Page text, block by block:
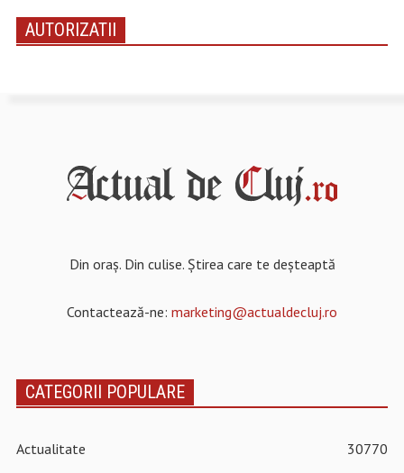
AUTORIZATII
Din oraș. Din culise. Știrea care te deșteaptă
Contactează-ne: marketing@actualdecluj.ro
CATEGORII POPULARE
Actualitate 30770